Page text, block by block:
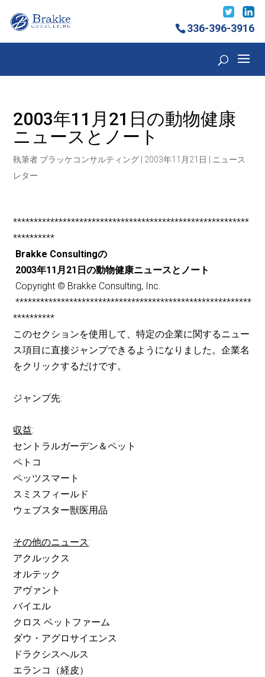
336-396-3916
2003年11月21日の動物健康
ニュースとノート
執筆者 ブラッケコンサルティング 2003年11月21日
ニュース
レター
*********************************************************
**********
Brakke Consultingの
2003年11月21日の動物健康ニュースとノート
Copyright © Brakke Consulting, Inc.
*********************************************************
**********
このセクションを使用して、特定の企業に関するニュー
ス項目に直接ジャンプできるようになりました。企業名
をクリックするだけです。
ジャンプ先:
収益:
セントラルガーデン＆ペット
ペトコ
ペッツスマート
スミスフィールド
ウェブスター獣医用品
その他のニュース:
アクルックス
オルテック
アヴァント
バイエル
クロス ベットファーム
ダウ・アグロサイエンス
ドラクシスヘルス
エランコ（経皮）